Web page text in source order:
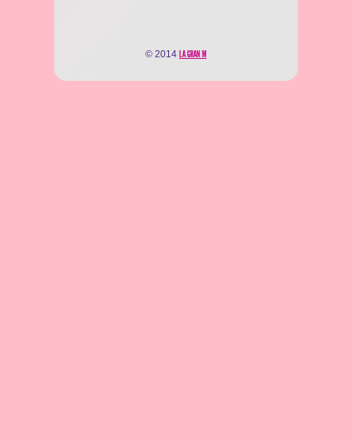
© 2014 LA GRAN M